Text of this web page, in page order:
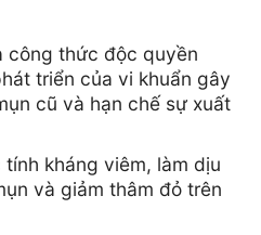
công thức độc quyền
triển của vi khuẩn gây
cũ và hạn chế sự xuất
kháng viêm, làm dịu
và giảm thâm đỏ trên